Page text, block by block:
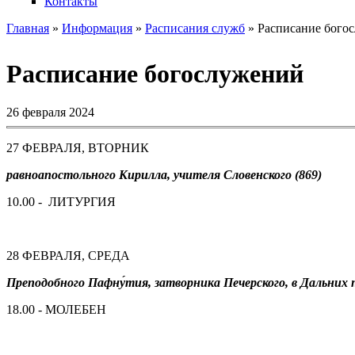
Главная » Информация » Расписания служб » Расписание
Расписание богослужений
26 февраля 2024
27 ФЕВРАЛЯ, ВТОРНИК
равноапостольного Кирилла, учителя Словенского (869)
10.00 - ЛИТУРГИЯ
28 ФЕВРАЛЯ, СРЕДА
Преподобного Пафну́тия, затворника Печерского, в
18.00 - МОЛЕБЕН